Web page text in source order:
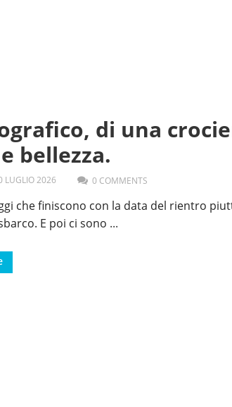
di una
bellezza.
LUGLIO2026 0 COMMENTS
che finiscono con la data del rientro
E poi ci sono ...